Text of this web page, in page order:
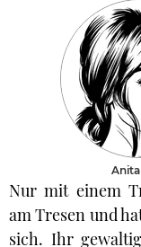
Nur mit einem
am Tresen und
sich. Ihr